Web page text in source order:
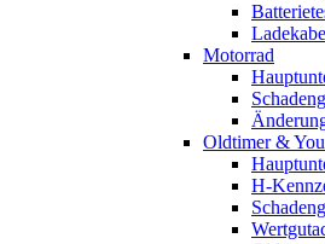
Motorrad
Oldtimer &
H-